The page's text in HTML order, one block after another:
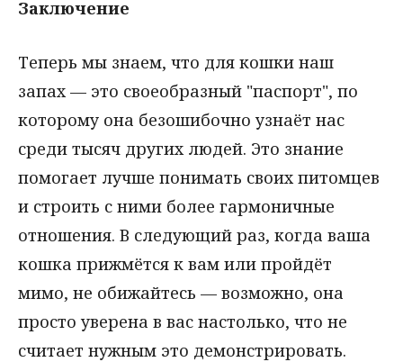
Заключение
Теперь мы знаем, что для кошки наш
запах — это своеобразный "паспорт", по
которому она безошибочно узнаёт нас
среди тысяч других людей. Это знание
помогает лучше понимать своих питомцев
и строить с ними более гармоничные
отношения. В следующий раз, когда ваша
кошка прижмётся к вам или пройдёт
мимо, не обижайтесь — возможно, она
просто уверена в вас настолько, что не
считает нужным это демонстрировать.